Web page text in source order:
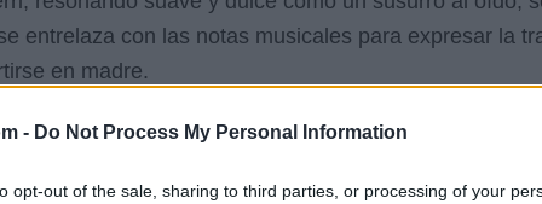
- Do Not Process My Personal Information
opt-out of the sale, sharing to third parties, or processing of your
entrelaza con las notas musicales para expresar la
en madre.
de expansión física y emocional que trae consigo
de la protagonista, resaltando cómo la maternidad